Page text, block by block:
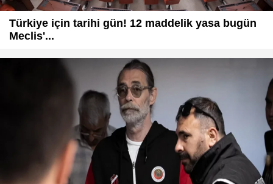
Türkiye için tarihi gün! 12 maddelik yasa bugün
Meclis'...